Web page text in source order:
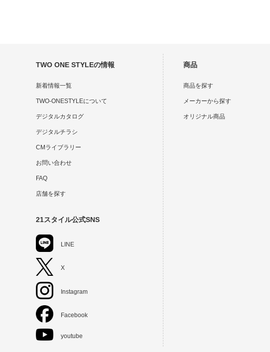
TWO ONE STYLEの情報
新着情報一覧
TWO-ONESTYLEについて
デジタルカタログ
デジタルチラシ
CMライブラリー
お問い合わせ
FAQ
店舗を探す
21スタイル公式SNS
LINE
X
Instagram
Facebook
youtube
商品
商品を探す
メーカーから探す
オリジナル商品